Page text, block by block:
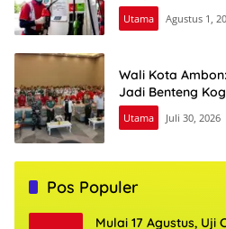
Utama Agustus 1,
Wali Kota
Jadi Benteng
Utama Juli 30, 2026
Pos Populer
Mulai 17 Agustus, Uji